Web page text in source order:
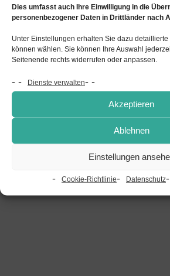
Dies umfasst auch Ihre Einwilligung in die
personenbezogener Daten in Drittländer nach
Unter Einstellungen erhalten Sie dazu detaillierte
können wählen. Sie können Ihre Auswahl
Seitenende rechts widerrufen oder anpassen.
Dienste verwalten
Akzeptieren
Ablehnen
Einstellungen
Cookie-Richtlinie Datenschutz
E-Mail E-Mail senden
© IPM Industrie-Pensions-
website bytpi Media
Datenschutz
Rechtliche Hinweise